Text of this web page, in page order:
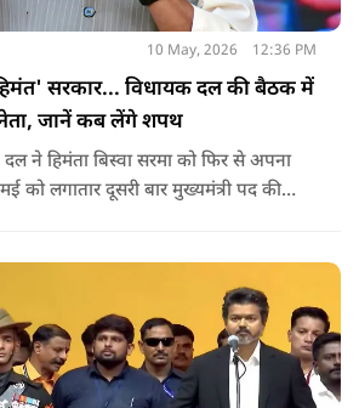
10 May, 2026 12:36 PM
सरकार... विधायक दल की बैठक में
जानें कब लेंगे शपथ
ने हिमंता बिस्वा सरमा को फिर से अपना
को लगातार दूसरी बार मुख्यमंत्री पद की